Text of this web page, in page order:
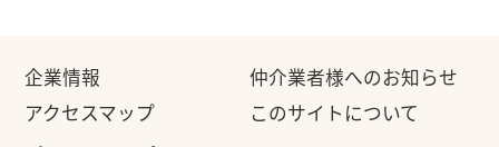
企業情報
仲介業者様へのお知らせ
アクセスマップ
このサイトについて